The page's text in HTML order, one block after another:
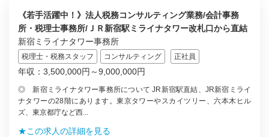
《若手活躍中！》法人税務コンサルティング業務/会計事務
所・税理士事務所/ＪＲ新宿駅ミライナタワー改札口から直結
新宿ミライナタワー事務所
税理士・税務スタッフ コンサルティング 正社員
年収：3,500,000円～9,000,000円
◎ 新宿ミライナタワー事務所について JR新宿駅直結、JR新宿ミライ
ナタワーの28階にあります。東京タワーやスカイツリー、六本木ヒル
ズ、東京都庁など西...
★この求人の詳細を見る